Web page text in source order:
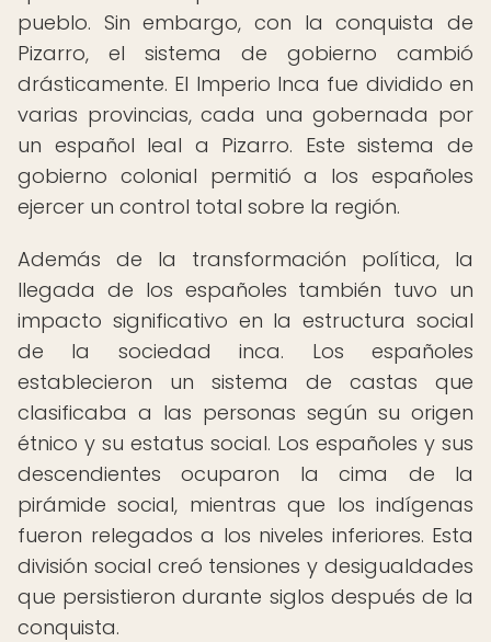
pueblo. Sin embargo, con la conquista de
Pizarro, el sistema de gobierno cambió
drásticamente. El Imperio Inca fue dividido en
varias provincias, cada una gobernada por
un español leal a Pizarro. Este sistema de
gobierno colonial permitió a los españoles
ejercer un control total sobre la región.
Además de la transformación política, la
llegada de los españoles también tuvo un
impacto significativo en la estructura social
de la sociedad inca. Los españoles
establecieron un sistema de castas que
clasificaba a las personas según su origen
étnico y su estatus social. Los españoles y sus
descendientes ocuparon la cima de la
pirámide social, mientras que los indígenas
fueron relegados a los niveles inferiores. Esta
división social creó tensiones y desigualdades
que persistieron durante siglos después de la
conquista.